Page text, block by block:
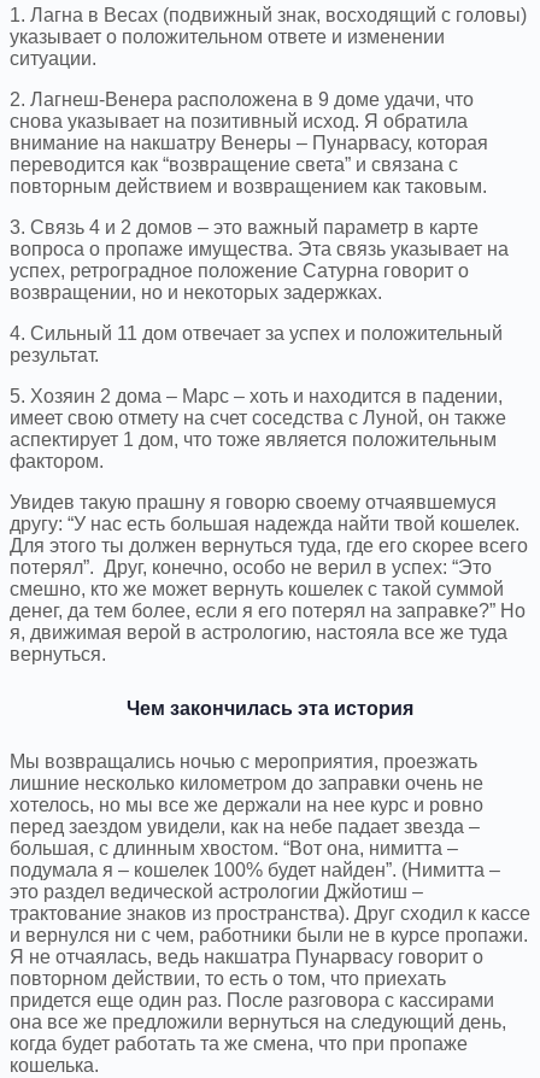
1. Лагна в Весах (подвижный знак, восходящий с головы)
указывает о положительном ответе и изменении
ситуации.
2. Лагнеш-Венера расположена в 9 доме удачи, что
снова указывает на позитивный исход. Я обратила
внимание на накшатру Венеры – Пунарвасу, которая
переводится как “возвращение света” и связана с
повторным действием и возвращением как таковым.
3. Связь 4 и 2 домов – это важный параметр в карте
вопроса о пропаже имущества. Эта связь указывает на
успех, ретроградное положение Сатурна говорит о
возвращении, но и некоторых задержках.
4. Сильный 11 дом отвечает за успех и положительный
результат.
5. Хозяин 2 дома – Марс – хоть и находится в падении,
имеет свою отмету на счет соседства с Луной, он также
аспектирует 1 дом, что тоже является положительным
фактором.
Увидев такую прашну я говорю своему отчаявшемуся
другу: “У нас есть большая надежда найти твой кошелек.
Для этого ты должен вернуться туда, где его скорее всего
потерял”. Друг, конечно, особо не верил в успех: “Это
смешно, кто же может вернуть кошелек с такой суммой
денег, да тем более, если я его потерял на заправке?” Но
я, движимая верой в астрологию, настояла все же туда
вернуться.
Чем закончилась эта история
Мы возвращались ночью с мероприятия, проезжать
лишние несколько километром до заправки очень не
хотелось, но мы все же держали на нее курс и ровно
перед заездом увидели, как на небе падает звезда –
большая, с длинным хвостом. “Вот она, нимитта –
подумала я – кошелек 100% будет найден”. (Нимитта –
это раздел ведической астрологии Джйотиш –
трактование знаков из пространства). Друг сходил к кассе
и вернулся ни с чем, работники были не в курсе пропажи.
Я не отчаялась, ведь накшатра Пунарвасу говорит о
повторном действии, то есть о том, что приехать
придется еще один раз. После разговора с кассирами
она все же предложили вернуться на следующий день,
когда будет работать та же смена, что при пропаже
кошелька.